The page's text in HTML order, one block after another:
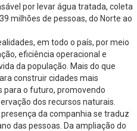
por levar água tratada, coleta
milhões de pessoas, do Norte ao
em todo o país, por meio
eficiência operacional e
da população. Mais do que
construir cidades mais
para o futuro, promovendo
dos recursos naturais.
da companhia se traduz
das pessoas. Da ampliação do